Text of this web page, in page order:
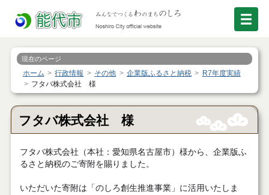
現在のページ
ホーム 行政情報 その他 企業版ふるさと納税
R7年度実績
フタバ株式会社 様
フタバ株式会社 様
フタバ株式会社（本社：愛知県名古屋市）様から、企業版ふ
るさと納税のご寄附を賜りました。
いただいた寄附は「のしろ創生推進事業」に活用いたしま